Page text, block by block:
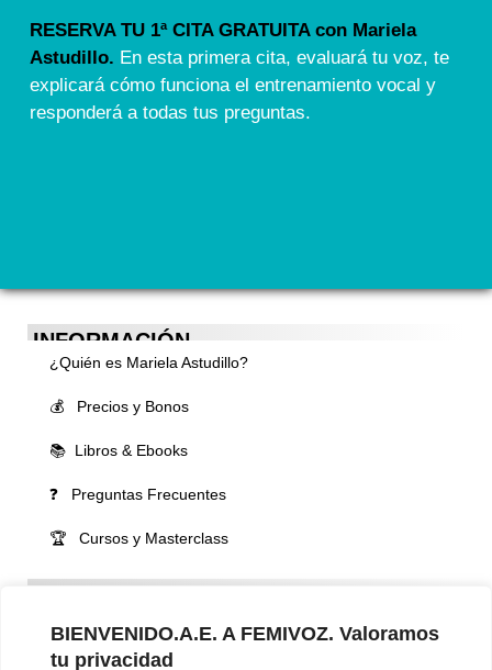
BIENVENIDO.A.E. A FEMIVOZ. Valoramos
tu privacidad
RESERVA TU 1ª CITA GRATUITA con Mariela
Astudillo. En esta primera cita, evaluará tu voz, te
explicará cómo funciona el entrenamiento vocal y
responderá a todas tus preguntas.
INFORMACIÓN
¿Quién es Mariela Astudillo?
💰 Precios y Bonos
📚 Libros & Ebooks
❓ Preguntas Frecuentes
🏆 Cursos y Masterclass
▪️ Masculinización de la voz